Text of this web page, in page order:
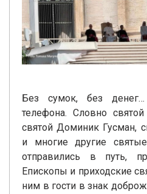
Без сумок, без
телефона. Словно
святой Доминик Гусман,
и многие другие
отправились в путь,
Епископы и приходские
ним в гости в знак